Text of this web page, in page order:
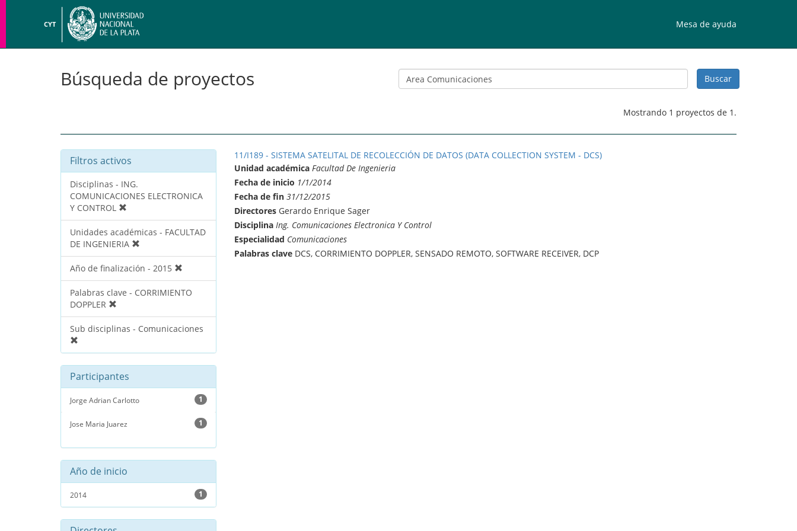
CYT Mesa de ayuda
Búsqueda de proyectos
Mostrando 1 proyectos de 1.
Filtros activos
Disciplinas - ING.
COMUNICACIONES ELECTRONICA
Y CONTROL
Unidades académicas - FACULTAD
DE INGENIERIA
Año de finalización - 2015
Palabras clave - CORRIMIENTO
DOPPLER
Sub disciplinas - Comunicaciones
Participantes
Jorge Adrian Carlotto 1
Jose Maria Juarez 1
Año de inicio
2014 1
11/I189 - SISTEMA SATELITAL DE RECOLECCIÓN DE DATOS (DATA COLLECTION SYSTEM - DCS)
Unidad académica Facultad De Ingenieria
Fecha de inicio 1/1/2014
Fecha de fin 31/12/2015
DirectoresGerardo Enrique Sager
Disciplina Ing. Comunicaciones Electronica Y Control
Especialidad Comunicaciones
Palabras claveDCS, CORRIMIENTO DOPPLER, SENSADO REMOTO, SOFTWARE RECEIVER, DCP